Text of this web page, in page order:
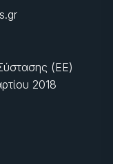
(ΕΕ)
2018